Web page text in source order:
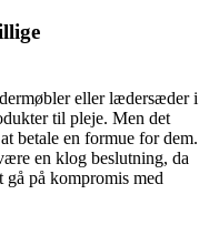
eller lædersæder i
til pleje. Men det
betale en formue for dem.
en klog beslutning, da
gå på kompromis med